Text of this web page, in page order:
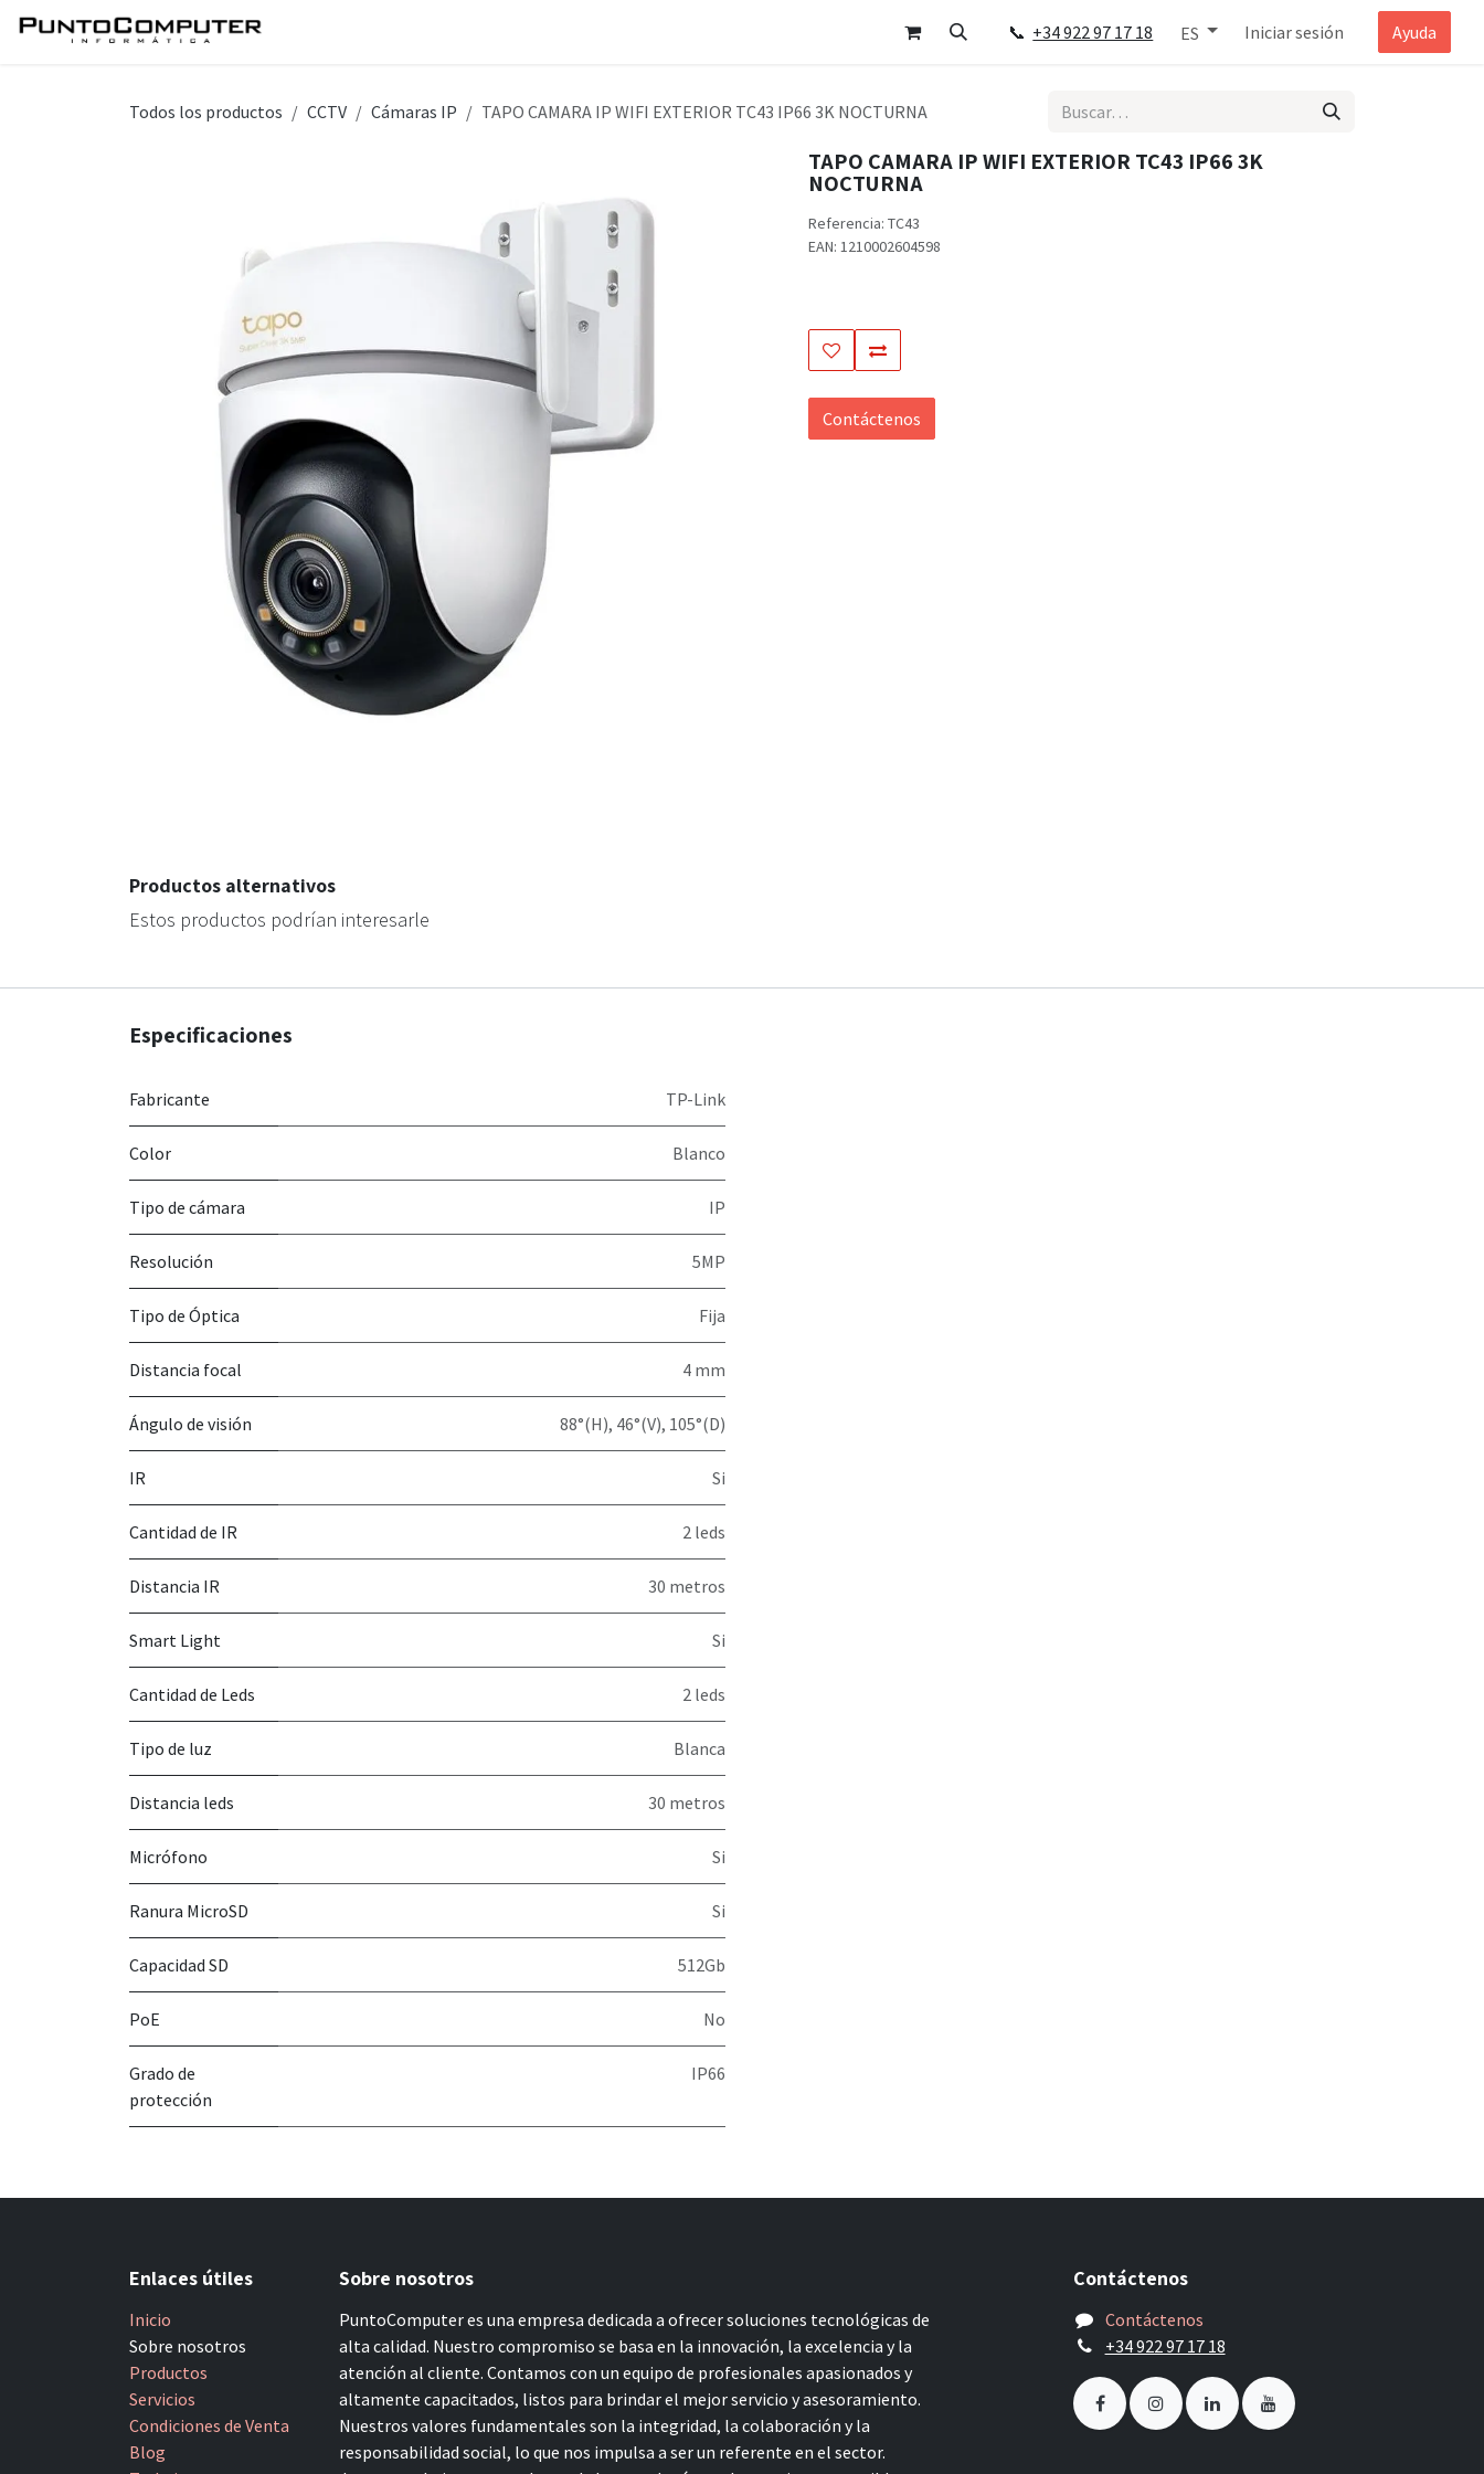
Ir al contenido
📞 +34 922 97 17 18 ES Iniciar sesión Ayuda
Todos los productos CCTV Cámaras IP TAPO CAMARA IP WIFI EXTERIOR TC43 IP66 3K NOCTURNA
TAPO CAMARA IP WIFI EXTERIOR TC43 IP66 3K
NOCTURNA
Referencia: TC43
EAN: 1210002604598
Contáctenos
Productos alternativos
Estos productos podrían interesarle
Especificaciones
Fabricante TP-Link
Color Blanco
Tipo de cámara IP
Resolución 5MP
Tipo de Óptica Fija
Distancia focal 4 mm
Ángulo de visión 88°(H), 46°(V), 105°(D)
IR Si
Cantidad de IR 2 leds
Distancia IR 30 metros
Smart Light Si
Cantidad de Leds 2 leds
Tipo de luz Blanca
Distancia leds 30 metros
Micrófono Si
Ranura MicroSD Si
Capacidad SD 512Gb
PoE No
Grado de
protección
IP66
Enlaces útiles
Inicio
Sobre nosotros
Productos
Servicios
Condiciones de Venta
Blog
Sobre nosotros
PuntoComputer es una empresa dedicada a ofrecer soluciones tecnológicas de
alta calidad. Nuestro compromiso se basa en la innovación, la excelencia y la
atención al cliente. Contamos con un equipo de profesionales apasionados y
altamente capacitados, listos para brindar el mejor servicio y asesoramiento.
Nuestros valores fundamentales son la integridad, la colaboración y la
responsabilidad social, lo que nos impulsa a ser un referente en el sector.
Contáctenos
Contáctenos
+34 922 97 17 18